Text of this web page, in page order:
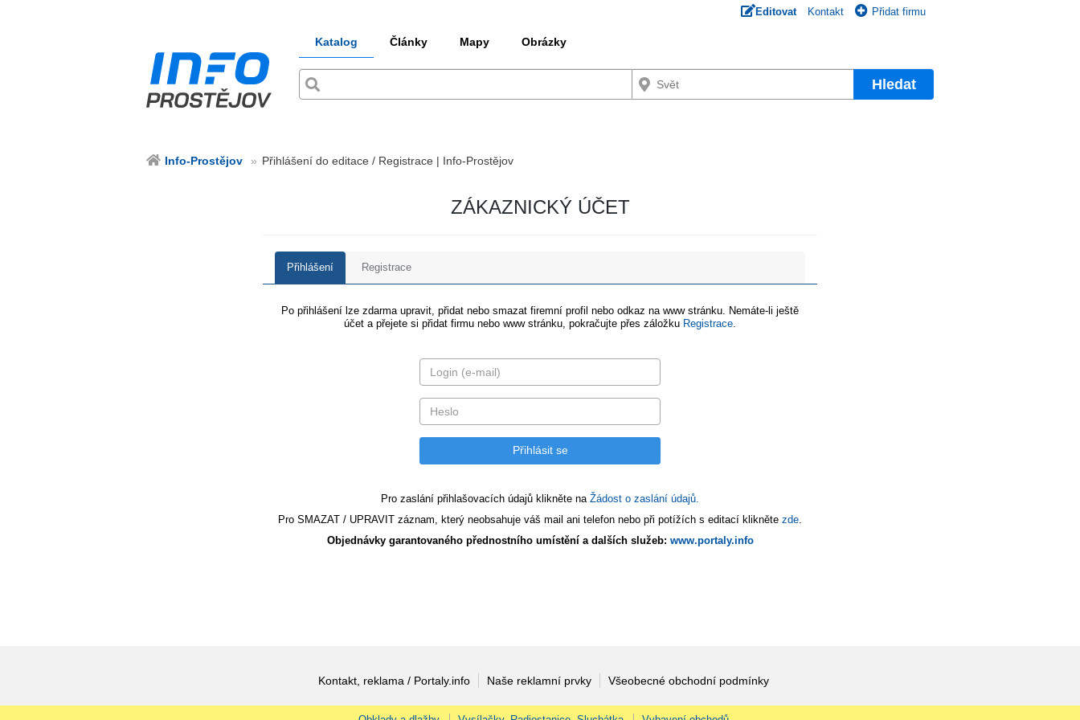
Editovat Kontakt Přidat firmu
Katalog Články Mapy Obrázky
Hledat
Info-Prostějov Přihlášení do editace / Registrace | Info-Prostějov
ZÁKAZNICKÝ ÚČET
Přihlášení Registrace
Po přihlášení lze zdarma upravit, přidat nebo smazat firemní profil nebo odkaz na www stránku. Nemáte-li ještě
účet a přejete si přidat firmu nebo www stránku, pokračujte přes záložku Registrace
Pro zaslání přihlašovacích údajů klikněte na Žádost o zaslání údajů.
Pro SMAZAT / UPRAVIT záznam, který neobsahuje váš mail ani telefon nebo při potížích s editací klikněte zde
Objednávky garantovaného přednostního umístění a dalších služeb: www.portaly.info
Kontakt, reklama / Portaly.info Naše reklamní prvky Všeobecné obchodní podmínky